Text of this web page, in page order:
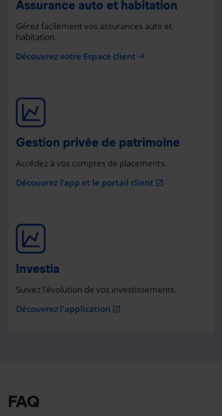
Assurance auto et habitation
Gérez facilement vos assurances auto et
habitation.
Découvrez votre Espace client arrow_forward
Gestion privée de patrimoine
Accédez à vos comptes de placements.
Découvrez l’app et le portail client open_in_new
Investia
Suivez l’évolution de vos investissements.
Découvrez l'application open_in_new
FAQ